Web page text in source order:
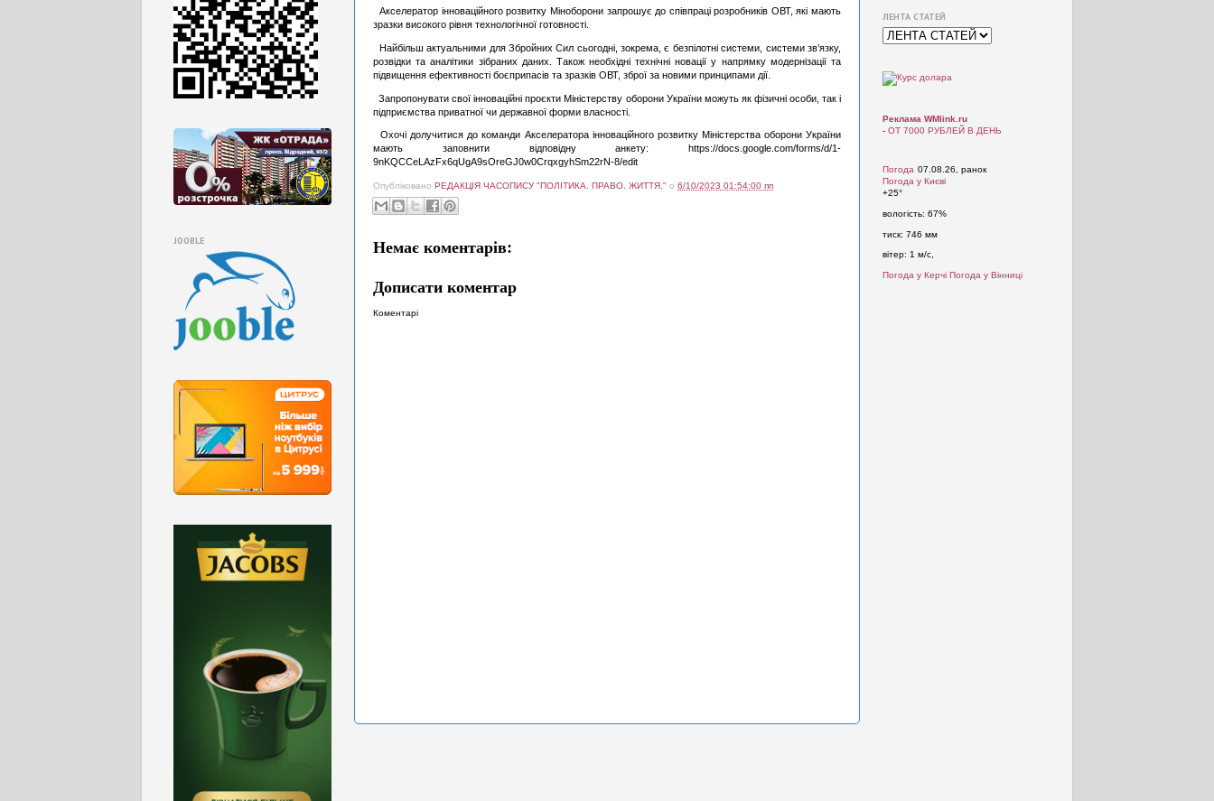
Акселератор інноваційного розвитку Міноборони запрошує до співпраці розробників ОВТ, які мають
зразки високого рівня технологічної готовності.
Найбільш актуальними для Збройних Сил сьогодні, зокрема, є безпілотні системи, системи зв’язку,
розвідки та аналітики зібраних даних. Також необхідні технічні новації у напрямку модернізації та
підвищення ефективності боєприпасів та зразків ОВТ, зброї за новими принципами дії.
Запропонувати свої інноваційні проєкти Міністерству оборони України можуть як фізичні особи, так і
підприємства приватної чи державної форми власності.
Охочі долучитися до команди Акселератора інноваційного розвитку Міністерства оборони України
мають заповнити відповідну анкету: https://docs.google.com/forms/d/1-
9nKQCCeLAzFx6qUgA9sOreGJ0w0CrqxgyhSm22rN-8/edit
Опубліковано РЕДАКЦІЯ ЧАСОПИСУ "ПОЛІТИКА. ПРАВО. ЖИТТЯ," о 6/10/2023 01:54:00 пп
Немає коментарів:
Дописати коментар
Коментарі
JOOBLE
ЛЕНТА СТАТЕЙ
Реклама WMlink.ru
- ОТ 7000 РУБЛЕЙ В ДЕНЬ
Погода 07.08.26, ранок
Погода у Києві
+25°
вологість: 67%
тиск: 746 мм
вітер: 1 м/с,
Погода у Керчі Погода у Вінниці